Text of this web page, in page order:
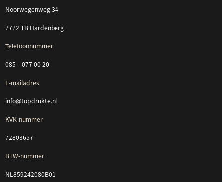
Noorwegenweg 34
7772 TB Hardenberg
Telefoonnummer
085 – 077 00 20
E-mailadres
info@topdrukte.nl
KVK-nummer
72803657
BTW-nummer
NL859242080B01